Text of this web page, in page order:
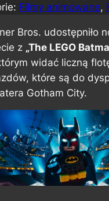
Filmy animowane,
Bros. udostępniło
z „The LEGO
widać liczną
które są do
Gotham City.